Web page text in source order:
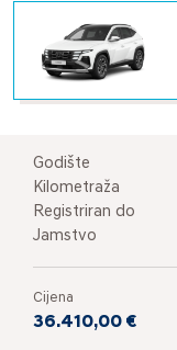
Godište
Kilometraža
Registriran do
Jamstvo
Cijena
36.410,00 €